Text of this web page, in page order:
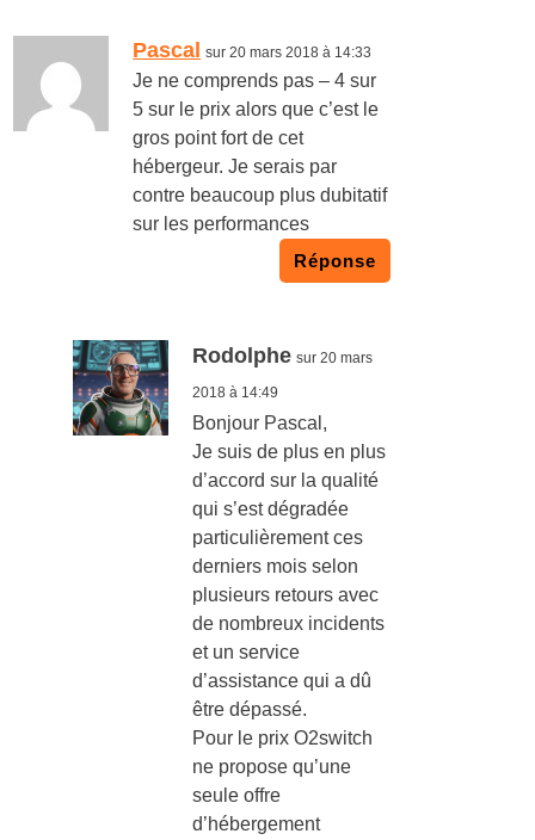
Pascal sur 20 mars 2018 à 14:33
Je ne comprends pas – 4 sur
5 sur le prix alors que c’est le
gros point fort de cet
hébergeur. Je serais par
contre beaucoup plus dubitatif
sur les performances
Réponse
Rodolphe sur 20 mars
2018 à 14:49
Bonjour Pascal,
Je suis de plus en plus
d’accord sur la qualité
qui s’est dégradée
particulièrement ces
derniers mois selon
plusieurs retours avec
de nombreux incidents
et un service
d’assistance qui a dû
être dépassé.
Pour le prix O2switch
ne propose qu’une
seule offre
d’hébergement